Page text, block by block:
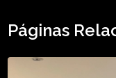
Páginas